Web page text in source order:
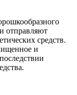
отправляют
средств.
и